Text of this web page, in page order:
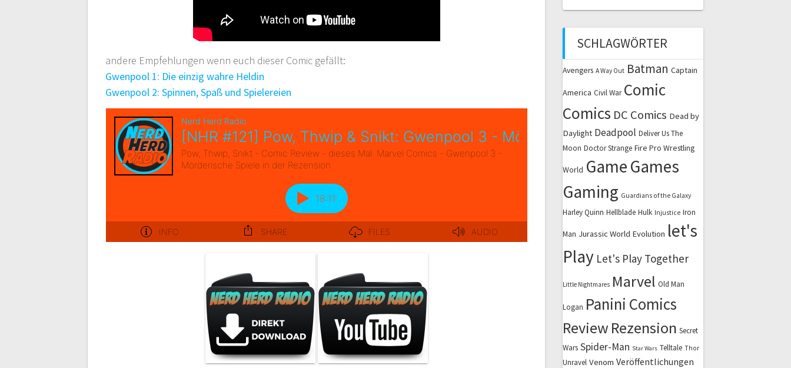
andere Empfehlungen wenn euch dieser Comic gefällt:
Gwenpool 1: Die einzig wahre Heldin
Gwenpool 2: Spinnen, Spaß und Spielereien
SCHLAGWÖRTER
Avengers A Way Out Batman Captain
America Civil War Comic
Comics DC Comics Dead by
Daylight Deadpool Deliver Us The
Moon Doctor Strange Fire Pro Wrestling
World GameGames
Gaming Guardians of the Galaxy
Harley Quinn Hellblade Hulk Injustice Iron
Man Jurassic World Evolution let's
Play Let's Play Together
Little Nightmares Marvel Old Man
Logan Panini Comics
Review Rezension Secret
Wars Spider-Man Star Wars Telltale Thor
Unravel Venom Veröffentlichungen